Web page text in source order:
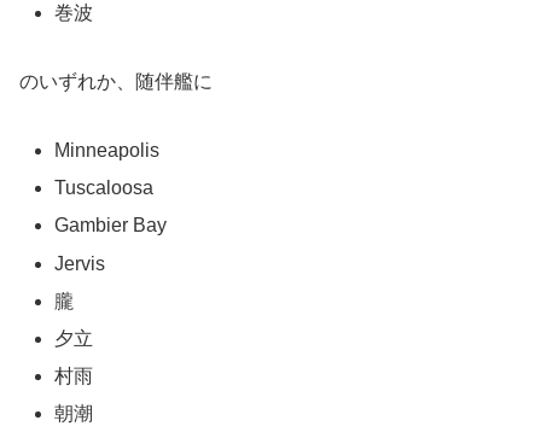
巻波
のいずれか、随伴艦に
Minneapolis
Tuscaloosa
Gambier Bay
Jervis
朧
夕立
村雨
朝潮